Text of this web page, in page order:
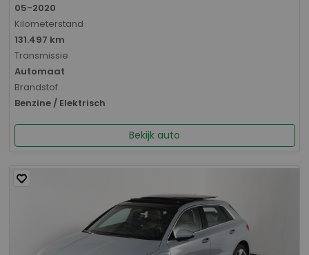
05-2020
Kilometerstand
131.497 km
Transmissie
Automaat
Brandstof
Benzine / Elektrisch
Bekijk auto